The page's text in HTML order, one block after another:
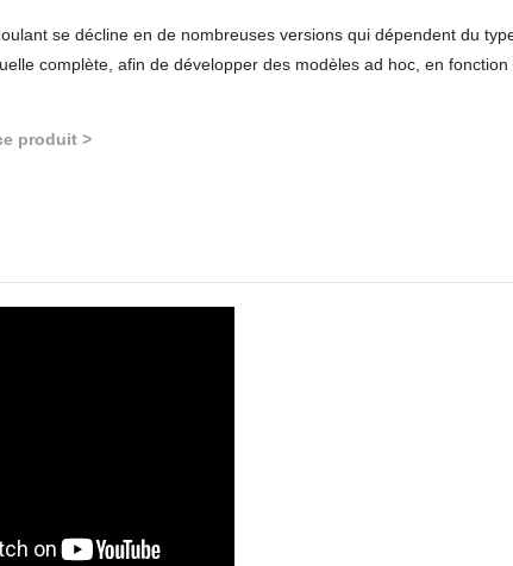
se décline en de nombreuses versions qui dépendent du
complète, afin de développer des modèles ad hoc, en
produit >